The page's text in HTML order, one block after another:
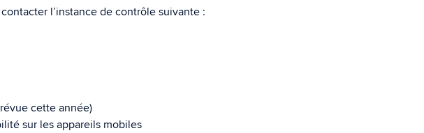
l’instance de contrôle suivante :
cette année)
sur les appareils mobiles